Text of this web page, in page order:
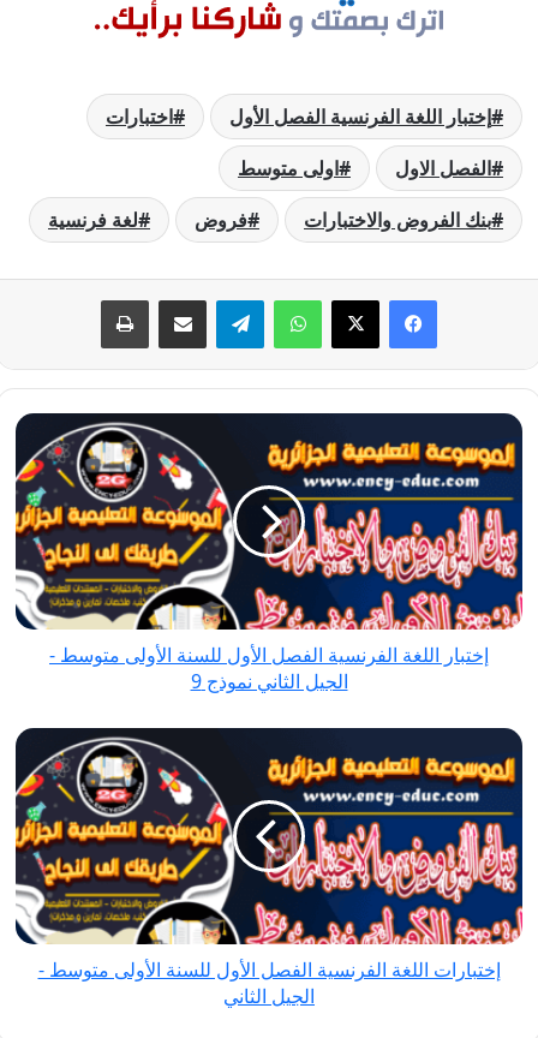
إختبار اللغة الفرنسية الفصل الأول
اختبارات
الفصل الاول
اولى متوسط
بنك الفروض والاختبارات
فروض لغة فرنسية
فيسبوك
‫X واتسابتيلقراممشاركة عبر البريد طباعة
إختبار
اللغة
الفرنسية
الفصل
الأول
للسنة
الأولى
متوسط
نموذج
9
إختبار اللغة الفرنسية الفصل الأول للسنة الأولى متوسط -
الجيل الثاني نموذج 9
إختبارات
اللغة
الفرنسية
الفصل
الأول
للسنة
الأولى
متوسط
إختبارات اللغة الفرنسية الفصل الأول للسنة الأولى متوسط -
الجيل الثاني